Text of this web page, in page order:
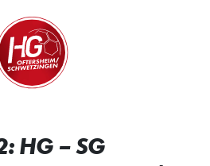
Zur Startseite
HG – SG